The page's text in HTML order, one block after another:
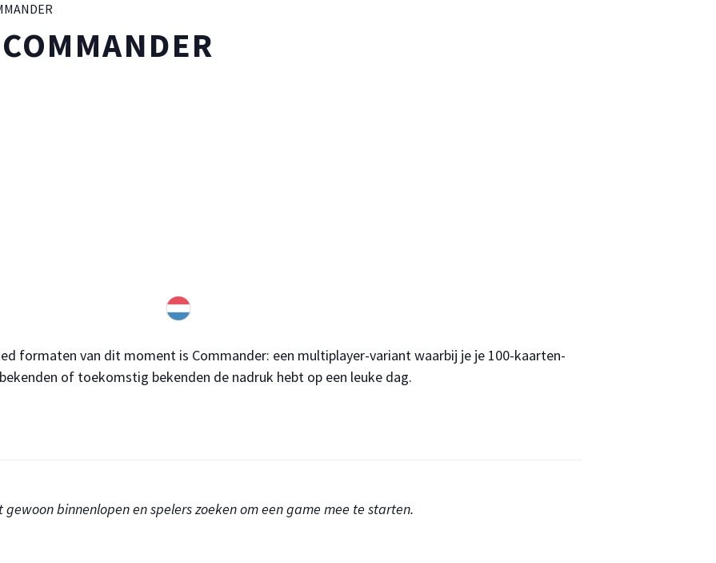
formaten van dit moment is Commander: een multiplayer-variant waarbij je je 100-kaarten-
of toekomstig bekenden de nadruk hebt op een leuke dag.
binnenlopen en spelers zoeken om een game mee te starten.